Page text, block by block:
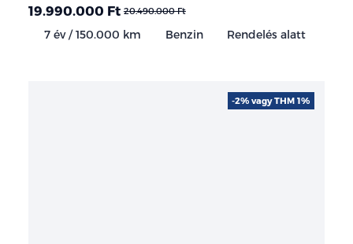
19.990.000 Ft 20.490.000 Ft
7 év / 150.000 km Benzin Rendelés alatt
-2% vagy THM 1%